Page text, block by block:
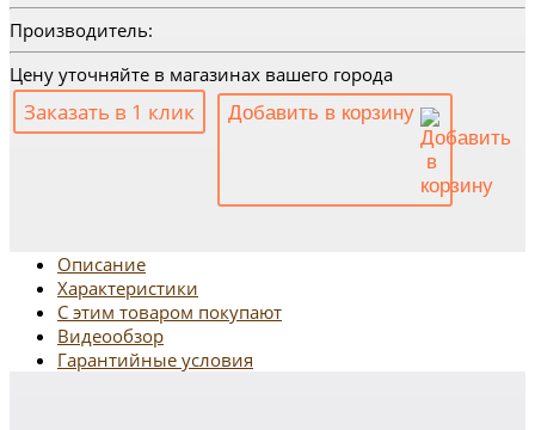
Производитель:
Цену уточняйте в магазинах вашего города
Заказать в 1 клик Добавить в корзину
Описание
Характеристики
С этим товаром покупают
Видеообзор
Гарантийные условия